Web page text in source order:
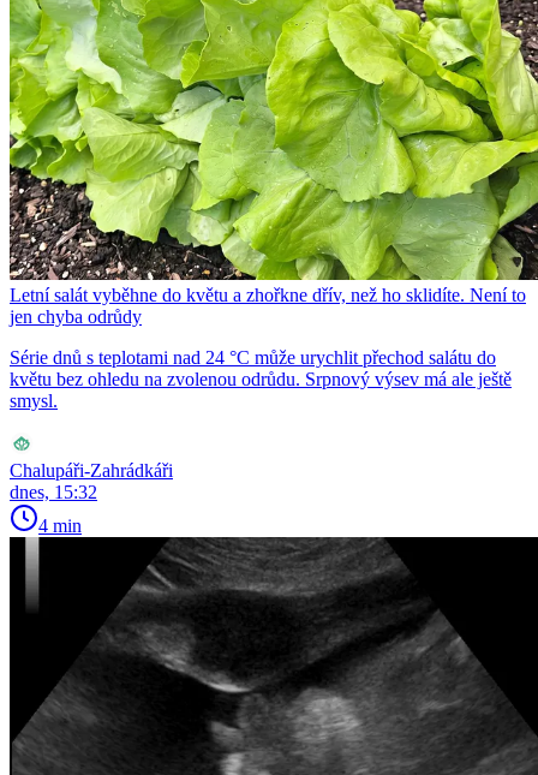
Letní salát vyběhne do květu a zhořkne dřív, než ho sklidíte. Není to
jen chyba odrůdy
Série dnů s teplotami nad 24 °C může urychlit přechod salátu do
květu bez ohledu na zvolenou odrůdu. Srpnový výsev má ale ještě
smysl.
Chalupáři-Zahrádkáři
dnes, 15:32
4 min